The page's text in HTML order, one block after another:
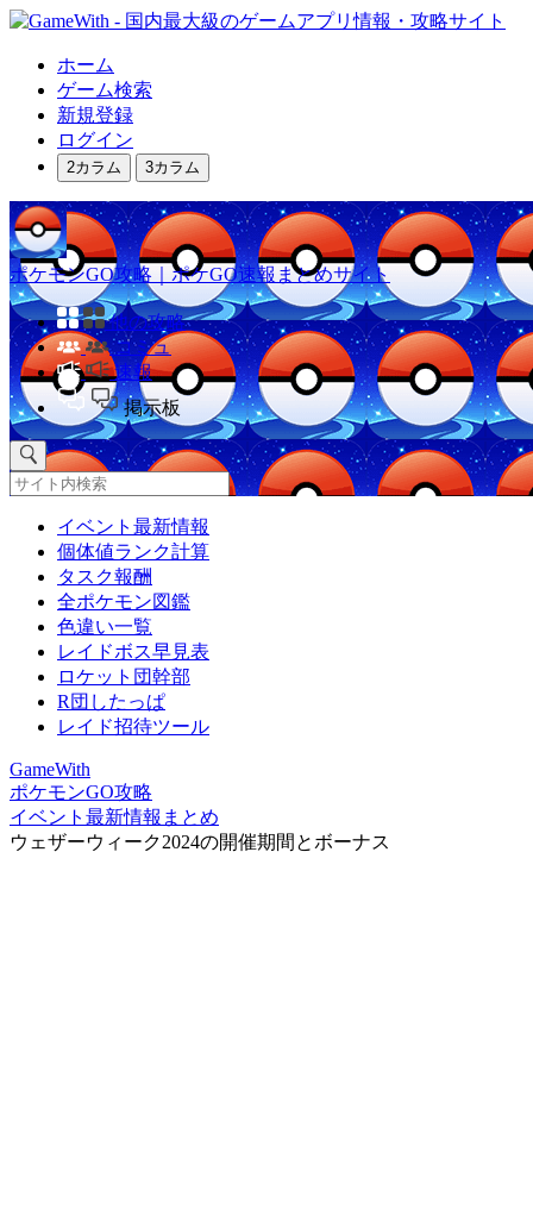
ホーム
ゲーム検索
新規登録
ログイン
2カラム 3カラム
ポケモンGO攻略｜ポケGO速報まとめサイト
他の攻略
コミュ
速報
掲示板
イベント最新情報
個体値ランク計算
タスク報酬
全ポケモン図鑑
色違い一覧
レイドボス早見表
ロケット団幹部
R団したっぱ
レイド招待ツール
GameWith
ポケモンGO攻略
イベント最新情報まとめ
ウェザーウィーク2024の開催期間とボーナス